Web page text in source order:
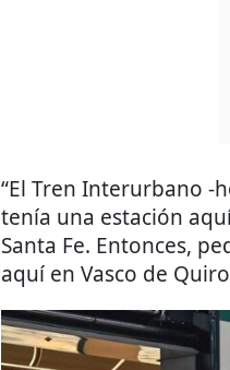
“El Tren Interurbano -
tenía una estación
Santa Fe. Entonces,
aquí en Vasco de